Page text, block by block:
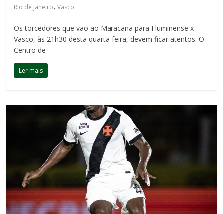
Rio de Janeiro,Vasco
Os torcedores que vão ao Maracanã para Fluminense x
Vasco, às 21h30 desta quarta-feira, devem ficar atentos. O
Centro de
Ler mais